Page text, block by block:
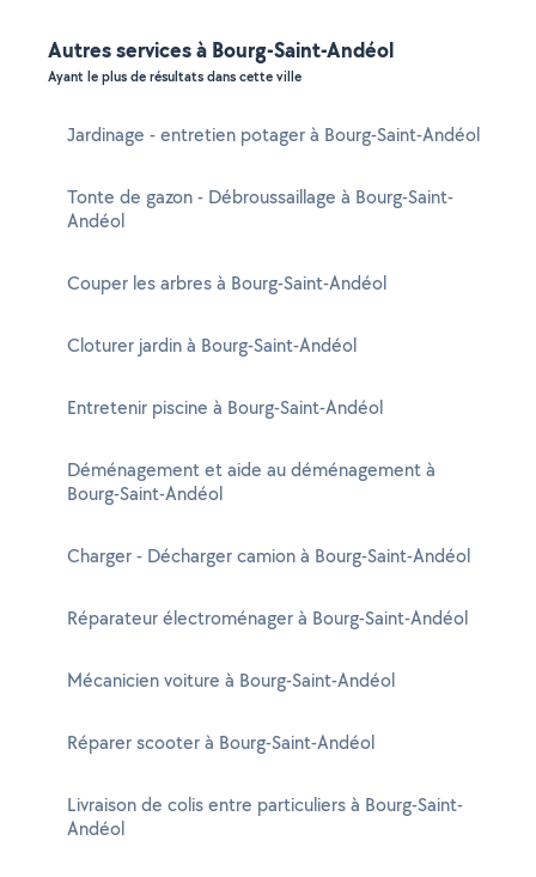
Autres services à Bourg-Saint-Andéol
Ayant le plus de résultats dans cette ville
Jardinage - entretien potager à Bourg-Saint-Andéol
Tonte de gazon - Débroussaillage à Bourg-Saint-
Andéol
Couper les arbres à Bourg-Saint-Andéol
Cloturer jardin à Bourg-Saint-Andéol
Entretenir piscine à Bourg-Saint-Andéol
Déménagement et aide au déménagement à
Bourg-Saint-Andéol
Charger - Décharger camion à Bourg-Saint-Andéol
Réparateur électroménager à Bourg-Saint-Andéol
Mécanicien voiture à Bourg-Saint-Andéol
Réparer scooter à Bourg-Saint-Andéol
Livraison de colis entre particuliers à Bourg-Saint-
Andéol